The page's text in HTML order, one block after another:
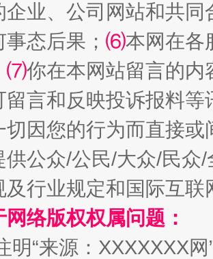
+退费，一次搞定
企业、公司网站和共
态后果； ⑹本网在各
⑺你在本网站留言的内
留言和反映投诉报料
切因您的行为而直接
供公众/公民/大众/民
及行业规定和国际互
络版权权属问题：
明“来源：XXXXXXX